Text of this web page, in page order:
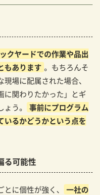
クヤードでの作業や品出
もあります 。もちろんそ
場に配属された場合、
に関わりたかった」とギ
う。
事前にプログラム
いるかどうかという点を
る可能性
に個性が強く、
一社の